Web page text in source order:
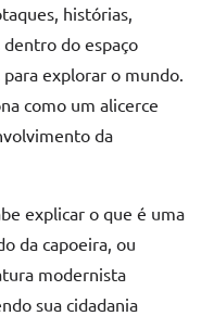
histórias,
do espaço
explorar o mundo.
como um alicerce
da
explicar o que é uma
da capoeira, ou
modernista
sua cidadania